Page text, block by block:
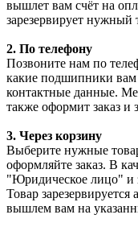
вышлет вам счёт на
зарезервирует нужный
2. По телефону
Позвоните нам по
какие подшипники вам
контактные данные.
также оформит заказ и
3. Через корзину
Выберите нужные
оформляйте заказ. В
"Юридическое лицо" и
Товар зарезервируется
вышлем вам на